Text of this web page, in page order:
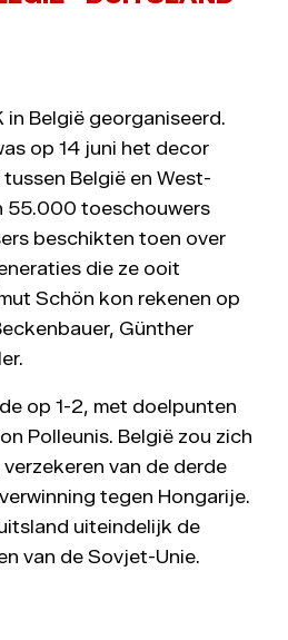
in België georganiseerd.
op 14 juni het decor
België en West-
55.000 toeschouwers
beschikten toen over
die ze ooit
Schön kon rekenen op
Günther
op 1-2, met doelpunten
Polleunis. België zou zich
van de derde
tegen Hongarije.
uiteindelijk de
van de Sovjet-Unie.